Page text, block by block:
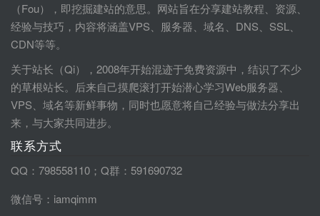
（Fou），即挖掘建站的意思。网站旨在分享建站教程、资源、
经验与技巧，内容将涵盖VPS、服务器、域名、DNS、SSL、
CDN等等。
关于站长（Qi），2008年开始混迹于免费资源中，结识了不少
的草根站长。后来自己摸爬滚打开始潜心学习Web服务器、
VPS、域名等新鲜事物，同时也愿意将自己经验与做法分享出
来，与大家共同进步。
联系方式
QQ：798558110；Q群：591690732
微信号：iamqimm